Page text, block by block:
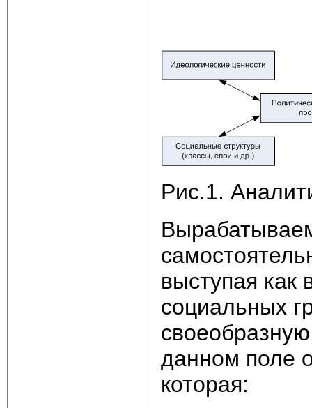
Рис.1.
выступая как
социальных
данном поле
которая: